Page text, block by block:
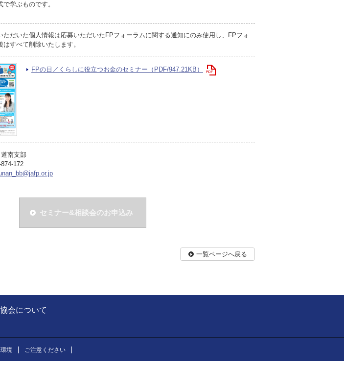
学ぶものです。
ただいた個人情報は応募いただいたFPフォーラムに関する通知にのみ使用し、FPフォ
はすべて削除いたします。
FPの日／くらしに役立つお金のセミナー（PDF/947.21KB）
南支部
172
セミナー&相談会のお申込み
一覧ページへ戻る
会について
境 ご注意ください